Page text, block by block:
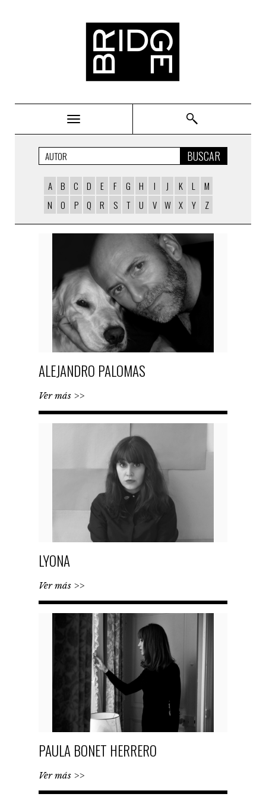
BUSCAR
A B C D E F G H I J K L
M
N
O P Q R S T U V W X Y Z
AUTORS
ALEJANDRO PALOMAS
Ver más >>
LYONA
Ver más >>
PAULA BONET HERRERO
Ver más >>